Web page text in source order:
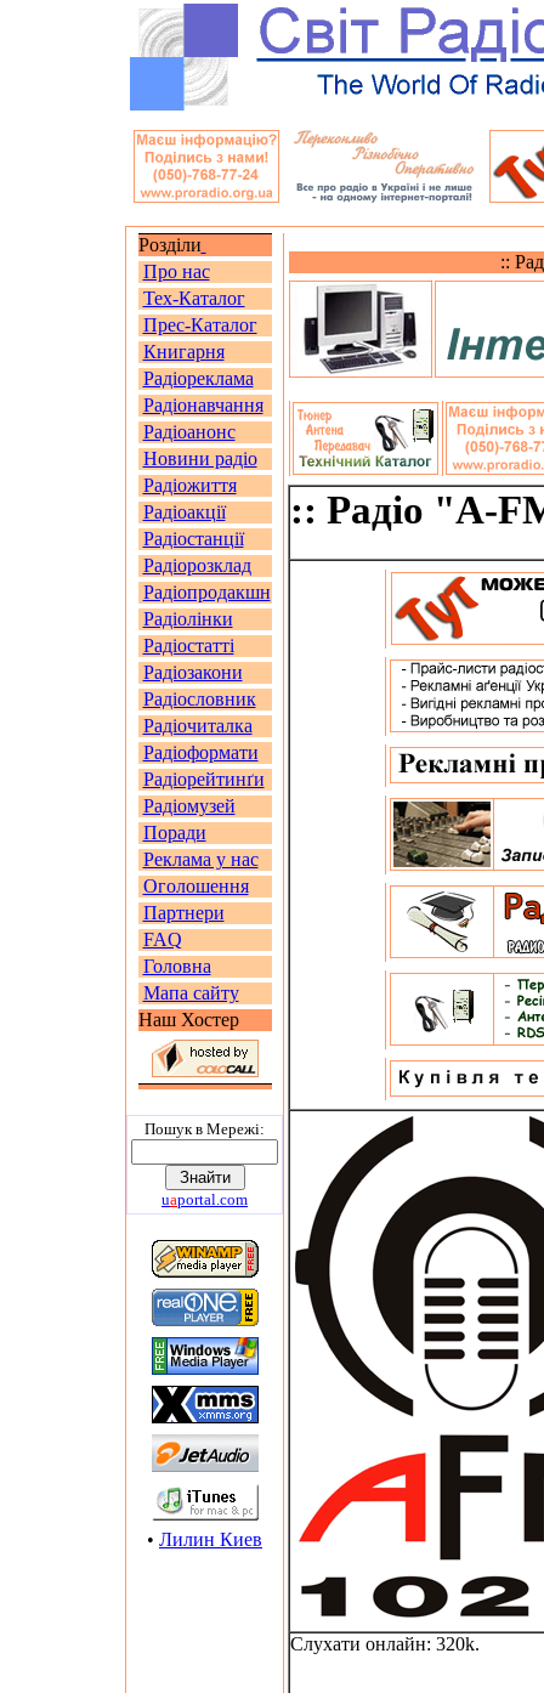
Розділи
Про нас
Тех-Каталог
Прес-Каталог
Книгарня
Радіореклама
Радіонавчання
Радіоанонс
Новини радіо
Радіожиття
Радіоакції
Радіостанції
Радіорозклад
Радіопродакшн
Радіолінки
Радіостатті
Радіозакони
Радіословник
Радіочиталка
Радіоформати
Радіорейтинґи
Радіомузей
Поради
Реклама у нас
Оголошення
Партнери
FAQ
Головна
Мапа сайту
Наш Хостер
Пошук в Мережi:
uaportal.com
• Лилин Киев
::
:: Радіо "A-
Слухати онлайн: 320k.